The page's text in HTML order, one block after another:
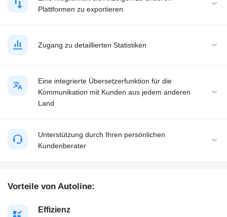
Plattformen zu exportieren
Zugang zu detaillierten Statistiken
Eine integrierte Übersetzerfunktion für die
Kommunikation mit Kunden aus jedem anderen
Land
Unterstützung durch Ihren persönlichen
Kundenberater
Vorteile von Autoline:
Effizienz